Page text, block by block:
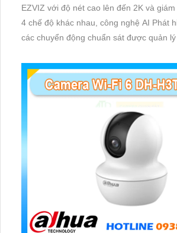
EZVIZ với độ nét cao lên đến 2K và
4 chế độ khác nhau, công nghệ AI Phát
các chuyển động chuẩn sát được quản